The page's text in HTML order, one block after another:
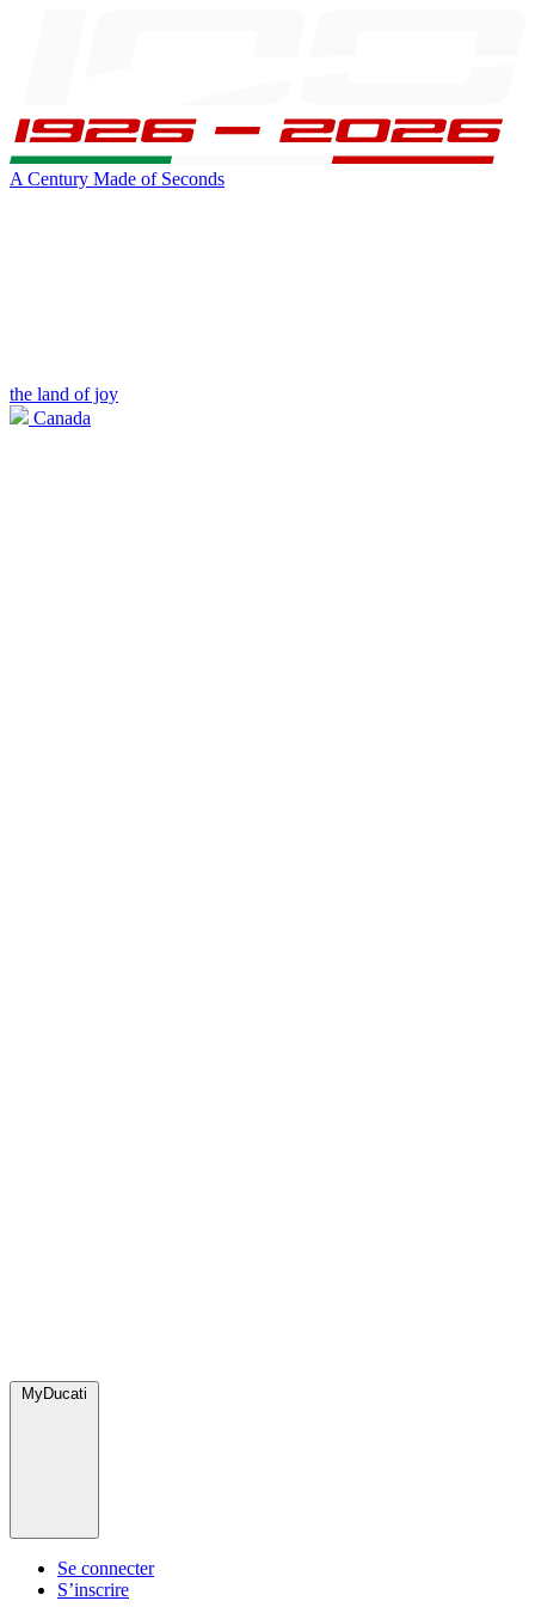
A Century Made of Seconds
the land of joy
Canada
MyDucati
Se connecter
S’inscrire